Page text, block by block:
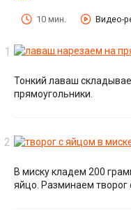
10 мин. Видео-
Тонкий лаваш
прямоугольники.
В миску кладем 200
яйцо. Разминаем